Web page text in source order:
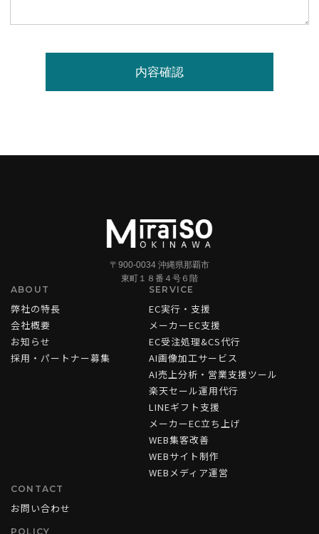
〒900-0034 沖縄県那覇市
東町１８番４号６階
ABOUT
弊社の特長
会社概要
お知らせ
採用・パートナー募集
SERVICE
EC実行・支援
メーカーEC支援
EC受注処理&CS代行
AI画像加工サービス
AI売上分析・営業支援ツール
楽天セール運用代行
LINEギフト支援
メーカーEC立ち上げ
WEB集客改善
WEBサイト制作
WEBメディア運営
CONTACT
お問い合わせ
POLICY